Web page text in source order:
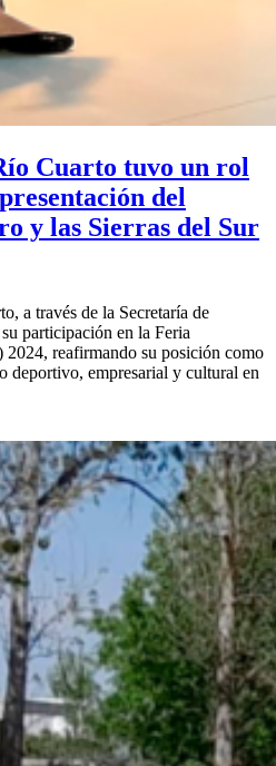
Cuarto tuvo un rol
del
y las Sierras del Sur
a través de la Secretaría de
participación en la Feria
reafirmando su posición como
deportivo, empresarial y cultural en